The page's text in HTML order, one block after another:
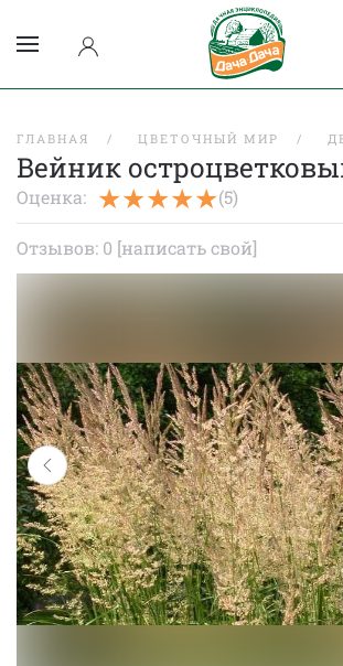
ГЛАВНАЯ ЦВЕТОЧНЫЙ МИР
Вейник
Оценка: (5)
Отзывов: 0 [написать свой]